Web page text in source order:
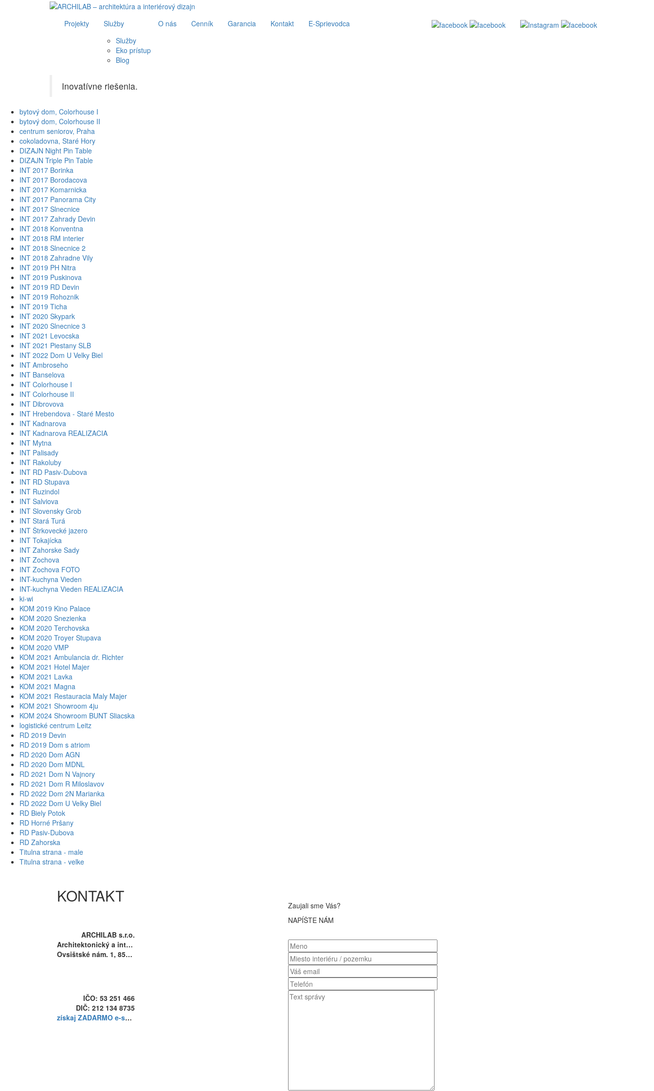
Projekty
Služby
Služby
Eko prístup
Blog
O nás Cenník Garancia Kontakt E-Sprievodca
Inovatívne riešenia.
bytový dom, Colorhouse I
bytový dom, Colorhouse II
centrum seniorov, Praha
cokoladovna, Staré Hory
DIZAJN Night Pin Table
DIZAJN Triple Pin Table
INT 2017 Borinka
INT 2017 Borodacova
INT 2017 Komarnicka
INT 2017 Panorama City
INT 2017 Slnecnice
INT 2017 Zahrady Devin
INT 2018 Konventna
INT 2018 RM interier
INT 2018 Slnecnice 2
INT 2018 Zahradne Vily
INT 2019 PH Nitra
INT 2019 Puskinova
INT 2019 RD Devin
INT 2019 Rohoznik
INT 2019 Ticha
INT 2020 Skypark
INT 2020 Slnecnice 3
INT 2021 Levocska
INT 2021 Piestany SLB
INT 2022 Dom U Velky Biel
INT Ambroseho
INT Banselova
INT Colorhouse I
INT Colorhouse II
INT Dibrovova
INT Hrebendova - Staré Mesto
INT Kadnarova
INT Kadnarova REALIZACIA
INT Mytna
INT Palisady
INT Rakoluby
INT RD Pasiv-Dubova
INT RD Stupava
INT Ruzindol
INT Salviova
INT Slovensky Grob
INT Stará Turá
INT Štrkovecké jazero
INT Tokajícka
INT Zahorske Sady
INT Zochova
INT Zochova FOTO
INT-kuchyna Vieden
INT-kuchyna Vieden REALIZACIA
ki-wi
KOM 2019 Kino Palace
KOM 2020 Snezienka
KOM 2020 Terchovska
KOM 2020 Troyer Stupava
KOM 2020 VMP
KOM 2021 Ambulancia dr. Richter
KOM 2021 Hotel Majer
KOM 2021 Lavka
KOM 2021 Magna
KOM 2021 Restauracia Maly Majer
KOM 2021 Showroom 4ju
KOM 2024 Showroom BUNT Sliacska
logistické centrum Leitz
RD 2019 Devin
RD 2019 Dom s atriom
RD 2020 Dom AGN
RD 2020 Dom MDNL
RD 2021 Dom N Vajnory
RD 2021 Dom R Miloslavov
RD 2022 Dom 2N Marianka
RD 2022 Dom U Velky Biel
RD Biely Potok
RD Horné Pršany
RD Pasiv-Dubova
RD Zahorska
Titulna strana - male
Titulna strana - velke
KONTAKT
ARCHILAB s.r.o.
Architektonický a interiérový ateliér
Ovsištské nám. 1, 851 04 Bratislava
IČO: 53 251 466
DIČ: 212 134 8735
získaj ZADARMO e-sprievodcu
Zaujali sme Vás?
NAPÍŠTE NÁM